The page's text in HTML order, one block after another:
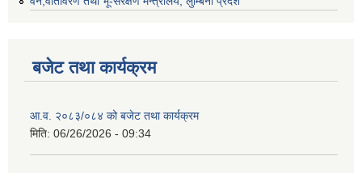
बजेट तथा कार्यक्रम
आ.व. २०८३/०८४ को बजेट तथा कार्यक्रम
मिति: 06/26/2026 - 09:34